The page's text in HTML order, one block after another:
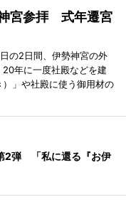
宮参拝 式年遷宮
の2日間、伊勢神宮の外
年に一度社殿などを建
」や社殿に使う御用材の
2弾 「私に還る『お伊